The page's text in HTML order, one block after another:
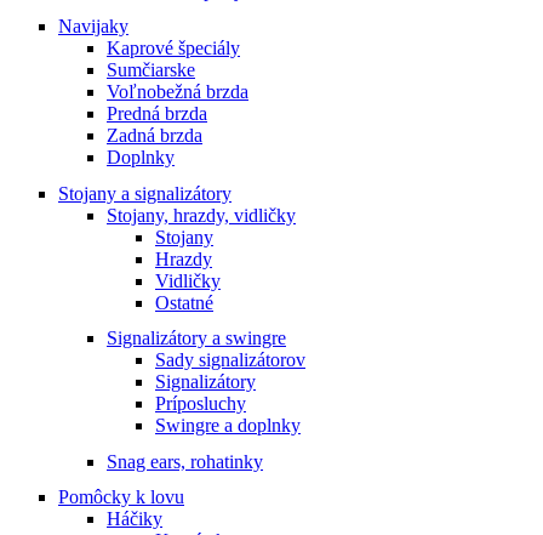
Navijaky
Kaprové špeciály
Sumčiarske
Voľnobežná brzda
Predná brzda
Zadná brzda
Doplnky
Stojany a signalizátory
Stojany, hrazdy, vidličky
Stojany
Hrazdy
Vidličky
Ostatné
Signalizátory a swingre
Sady signalizátorov
Signalizátory
Príposluchy
Swingre a doplnky
Snag ears, rohatinky
Pomôcky k lovu
Háčiky